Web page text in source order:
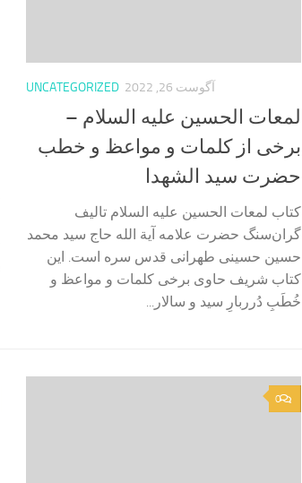
UNCATEGORIZED آگوست 26, 2022
لمعات الحسین علیه السلام –
برخی از کلمات و مواعظ و خطب
حضرت سید الشهدا
کتاب لمعات الحسین علیه السلام تالیف
گران‌سنگ حضرت علامه آیة الله حاج سید محمد
حسین حسینی طهرانی قدس سره است. این
کتاب شریف حاوی برخی کلمات و مواعظ و
خُطَبِ دُرربارِ سید و سالار...
0